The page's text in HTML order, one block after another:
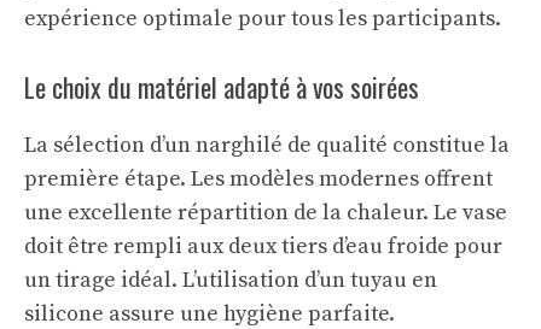
expérience optimale pour tous les participants.
Le choix du matériel adapté à vos soirées
La sélection d’un narghilé de qualité constitue la
première étape. Les modèles modernes offrent
une excellente répartition de la chaleur. Le vase
doit être rempli aux deux tiers d’eau froide pour
un tirage idéal. L’utilisation d’un tuyau en
silicone assure une hygiène parfaite.